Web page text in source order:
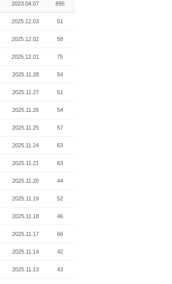
2023.04.07 895
2025.12.03 51
2025.12.02 58
2025.12.01 75
2025.11.28 54
2025.11.27 51
2025.11.26 54
2025.11.25 57
2025.11.24 63
2025.11.21 63
2025.11.20 44
2025.11.19 52
2025.11.18 46
2025.11.17 66
2025.11.14 42
2025.11.13 43